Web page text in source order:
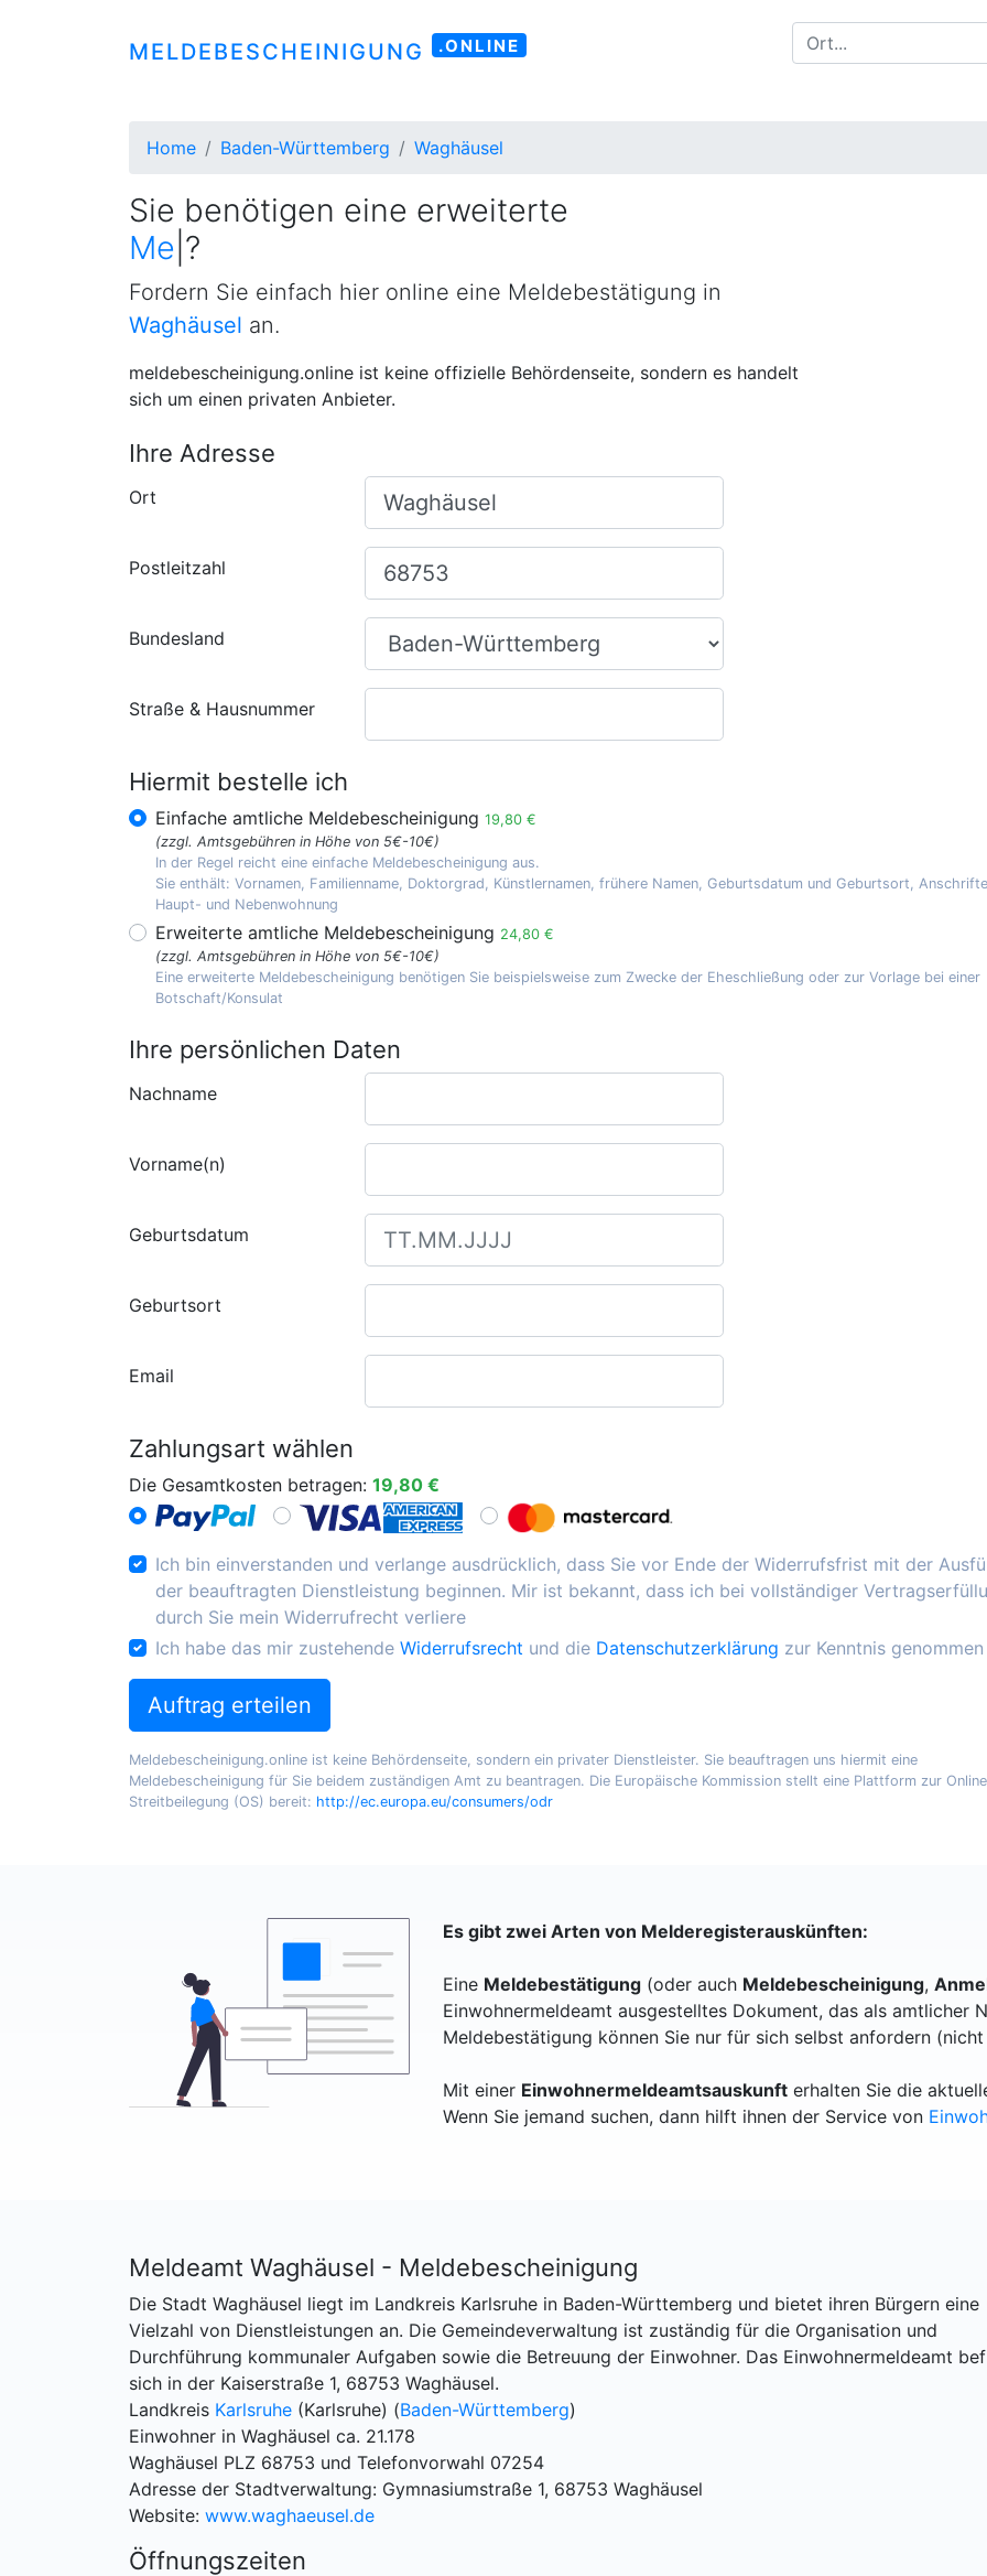
MELDEBESCHEINIGUNG .ONLINE
Home Baden-Württemberg Waghäusel
Sie benötigen eine erweiterte
Meldebestätigun
Fordern Sie einfach hier online eine Meldebestätigung in
Waghäusel an.
meldebescheinigung.online ist keine offizielle Behördenseite, sondern es handelt
sich um einen privaten Anbieter.
Ihre Adresse
Ort
Postleitzahl
Bundesland
Straße & Hausnummer
Hiermit bestelle ich
Einfache amtliche Meldebescheinigung 19,80 €
(zzgl. Amtsgebühren in Höhe von 5€-10€)
In der Regel reicht eine einfache Meldebescheinigung aus.
Sie enthält: Vornamen, Familienname, Doktorgrad, Künstlernamen, frühere Namen, Geburtsdatum und Geburtsort,
Haupt- und Nebenwohnung
Erweiterte amtliche Meldebescheinigung 24,80 €
(zzgl. Amtsgebühren in Höhe von 5€-10€)
Eine erweiterte Meldebescheinigung benötigen Sie beispielsweise zum Zwecke der Eheschließung oder zur Vorlage bei einer
Botschaft/Konsulat
Ihre persönlichen Daten
Nachname
Vorname(n)
Geburtsdatum
Geburtsort
Email
Zahlungsart wählen
Die Gesamtkosten betragen: 19,80 €
Ich bin einverstanden und verlange ausdrücklich, dass Sie vor Ende der Widerrufsfrist mit der
der beauftragten Dienstleistung beginnen. Mir ist bekannt, dass ich bei vollständiger
durch Sie mein Widerrufrecht verliere
Ich habe das mir zustehende Widerrufsrecht und die Datenschutzerklärung zur Kenntnis genommen
Auftrag erteilen
Meldebescheinigung.online ist keine Behördenseite, sondern ein privater Dienstleister. Sie beauftragen uns hiermit eine
Meldebescheinigung für Sie beidem zuständigen Amt zu beantragen. Die Europäische Kommission stellt eine Plattform zur
Streitbeilegung (OS) bereit: http://ec.europa.eu/consumers/odr
Es gibt zwei Arten von Melderegisterauskünften:
Eine Meldebestätigung (oder auch Meldebescheinigung,
Einwohnermeldeamt ausgestelltes Dokument, das als amtlicher
Meldebestätigung können Sie nur für sich selbst anfordern
Mit einer Einwohnermeldeamtsauskunft erhalten Sie die
Wenn Sie jemand suchen, dann hilft ihnen der Service von
Meldeamt Waghäusel - Meldebescheinigung
Die Stadt Waghäusel liegt im Landkreis Karlsruhe in Baden-Württemberg und bietet ihren Bürgern eine
Vielzahl von Dienstleistungen an. Die Gemeindeverwaltung ist zuständig für die Organisation und
Durchführung kommunaler Aufgaben sowie die Betreuung der Einwohner. Das Einwohnermeldeamt
sich in der Kaiserstraße 1, 68753 Waghäusel.
Landkreis Karlsruhe (Karlsruhe) (Baden-Württemberg)
Einwohner in Waghäusel ca. 21.178
Waghäusel PLZ 68753 und Telefonvorwahl 07254
Adresse der Stadtverwaltung: Gymnasiumstraße 1, 68753 Waghäusel
Website: www.waghaeusel.de
Öffnungszeiten